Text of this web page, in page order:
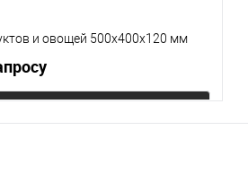
и овощей 500х400х120 мм